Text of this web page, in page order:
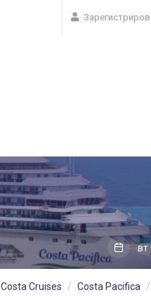
вт
Costa Cruises Costa Pacifica